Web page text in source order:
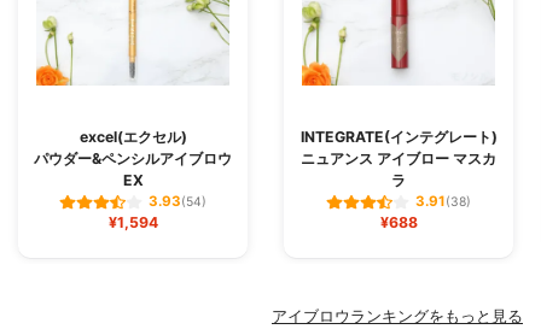
excel(エクセル)
パウダー&ペンシルアイブロウ
EX
3.93(54)
¥1,594
INTEGRATE(インテグレート)
ニュアンス アイブロー マスカ
ラ
3.91(38)
¥688
アイブロウランキングをもっと見る